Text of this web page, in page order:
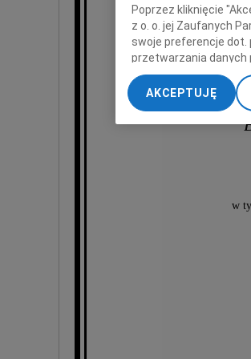
w
Poprzez kliknięcie
z o. o. jej Zaufanych
swoje preferencje dot.
przetwarzania danych
„Ustawienia
My, nasi Zaufani
dokładnych danych
Przechowywanie
AKCEPTUJĘ